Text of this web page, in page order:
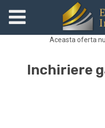
Aceasta oferta
Inchiriere